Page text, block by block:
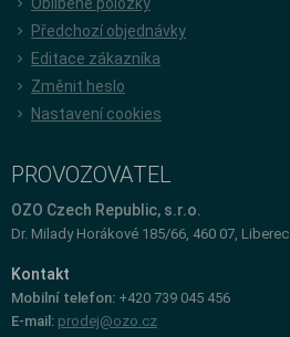
Předchozí objednávky
Editace zákazníka
Změnit heslo
Nastavení cookies
PROVOZOVATEL
OZO Czech Republic, s.r.o.
Dr. Milady Horákové 185/66, 460 07, Liberec
Kontakt
Mobilní telefon: +420 739 045 456
E-mail: prodej@ozo.cz